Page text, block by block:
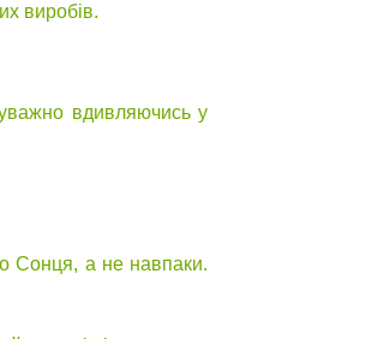
виробів.
уважно вдивляючись у
Сонця, а не навпаки.